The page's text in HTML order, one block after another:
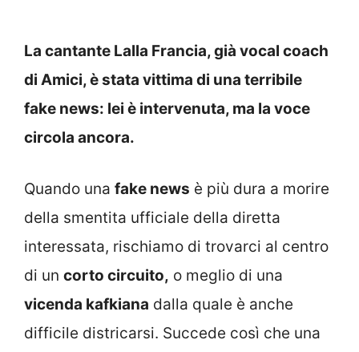
La cantante Lalla Francia, già vocal coach
di Amici, è stata vittima di una terribile
fake news: lei è intervenuta, ma la voce
circola ancora.
Quando una fake news è più dura a morire
della smentita ufficiale della diretta
interessata, rischiamo di trovarci al centro
di un corto circuito, o meglio di una
vicenda kafkiana dalla quale è anche
difficile districarsi. Succede così che una